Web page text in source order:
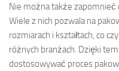
Nie można także zapomnieć
Wiele z nich pozwala na
rozmiarach i kształtach, co
różnych branżach. Dzięki
dostosowywać proces